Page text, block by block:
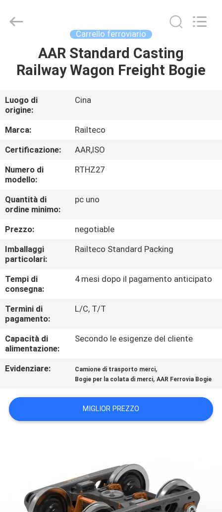
CIRCA
NOI
GIRO
DELLA
FABBRICA
CONTROLLO
DI
QUALITÀ
CONTATTICI
NOTIZIE
DEL
SITO
Equipment
Carrello ferroviario
AAR Standard Casting
Railway Wagon Freight Bogie
Luogo di
origine:
Cina
Marca:
Railteco
Certificazione:
AAR,ISO
Numero di
modello:
RTHZ27
Quantità di
ordine minimo:
pc uno
Prezzo:
negotiable
Imballaggi
particolari:
Railteco Standard Packing
Tempi di
consegna:
4 mesi dopo il pagamento anticipato
Termini di
pagamento:
L/C, T/T
Capacità di
alimentazione:
Secondo le esigenze del cliente
Evidenziare: Camione di trasporto merci,
Bogie per la colata di merci,AAR Ferrovia Bogie
MIGLIOR PREZZO